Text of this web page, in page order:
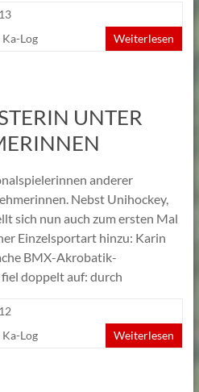
Ka-Log Weiterlesen
UNTER
anderer
Nebst Unihockey,
sich nun auch zum ersten Mal
Einzelsportart hinzu: Karin
BMX-Akrobatik-
doppelt auf: durch
Ka-Log Weiterlesen